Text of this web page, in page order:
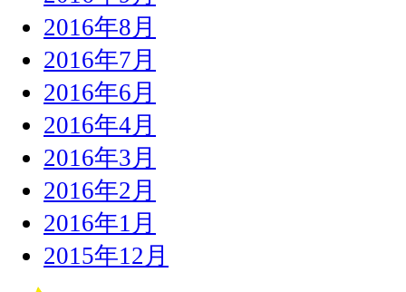
2016年8月
2016年7月
2016年6月
2016年4月
2016年3月
2016年2月
2016年1月
2015年12月